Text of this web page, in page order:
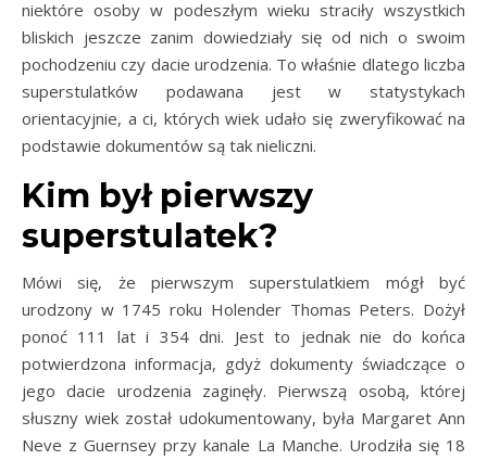
niektóre osoby w podeszłym wieku straciły wszystkich
bliskich jeszcze zanim dowiedziały się od nich o swoim
pochodzeniu czy dacie urodzenia. To właśnie dlatego liczba
superstulatków podawana jest w statystykach
orientacyjnie, a ci, których wiek udało się zweryfikować na
podstawie dokumentów są tak nieliczni.
Kim był pierwszy
superstulatek?
Mówi się, że pierwszym superstulatkiem mógł być
urodzony w 1745 roku Holender Thomas Peters. Dożył
ponoć 111 lat i 354 dni. Jest to jednak nie do końca
potwierdzona informacja, gdyż dokumenty świadczące o
jego dacie urodzenia zaginęły. Pierwszą osobą, której
słuszny wiek został udokumentowany, była Margaret Ann
Neve z Guernsey przy kanale La Manche. Urodziła się 18